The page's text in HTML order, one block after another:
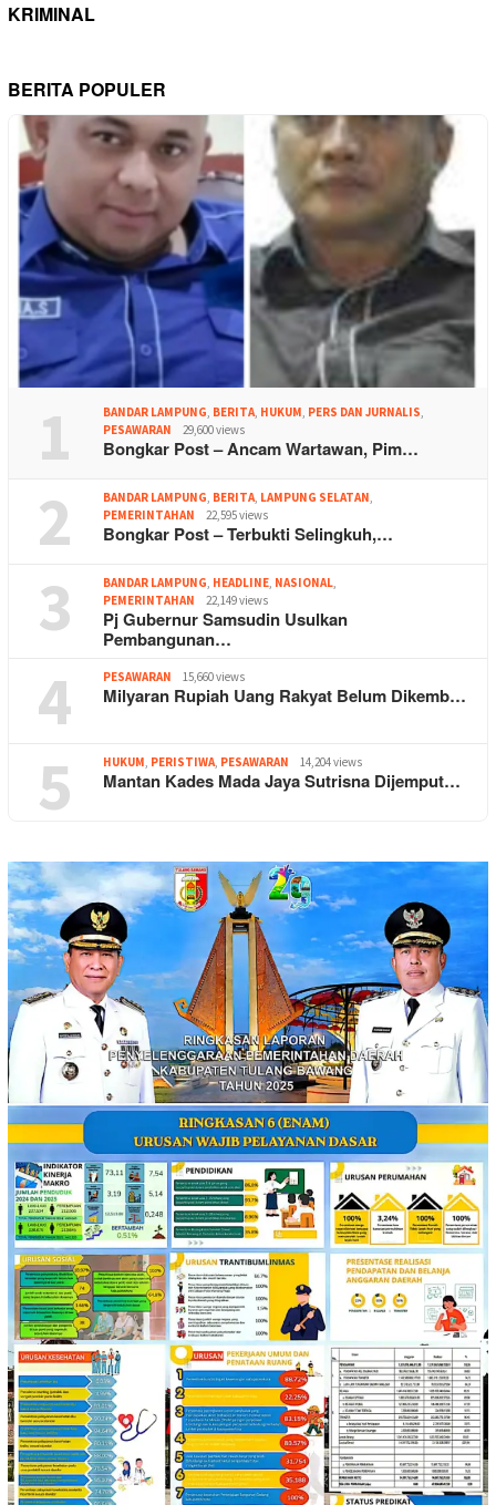
KRIMINAL
BERITA POPULER
1 BANDAR LAMPUNG, BERITA, HUKUM, PERS DAN JURNALIS,
PESAWARAN
29,600 views
Bongkar Post – Ancam Wartawan, Pim…
2 BANDAR LAMPUNG, BERITA, LAMPUNG SELATAN,
PEMERINTAHAN
22,595 views
Bongkar Post – Terbukti Selingkuh,…
3 BANDAR LAMPUNG, HEADLINE, NASIONAL,
PEMERINTAHAN
22,149 views
Pj Gubernur Samsudin Usulkan
Pembangunan…
4 PESAWARAN 15,660 views
Milyaran Rupiah Uang Rakyat Belum Dikemb…
5 HUKUM, PERISTIWA, PESAWARAN 14,204 views
Mantan Kades Mada Jaya Sutrisna Dijemput…